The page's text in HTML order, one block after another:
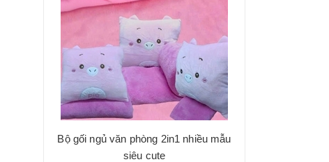
Bộ gối ngủ văn phòng 2in1 nhiều mẫu
siêu cute